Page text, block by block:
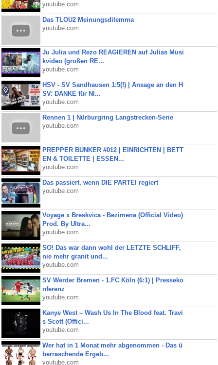
youtube.com
Das TLOU2 Meinungsdilemma
youtube.com
Ju Julia und Rezo REAGIEREN auf Julias Musi
kvideo (großen RE...
youtube.com
HSV - SV Sandhausen 1:5(!) | Ansage an den H
SV: DANKE für NI...
youtube.com
Rennen 1 | Nürburgring Langstrecken-Serie
youtube.com
PREPPER BUNKER #012 | EINRICHTEN | BETT
EN & TOILETTE | ESSEN...
youtube.com
Das passiert, wenn DIE PARTEI regiert
youtube.com
Voyage x Breskvica - Bezimena (Official Video)
Prod. By Ultra...
youtube.com
SO! Das war dann wohl der LETZTE SCHLIFF,
nie mehr granit und...
youtube.com
SV Werder Bremen - 1.FC Köln (6:1) | Presseko
nferenz
youtube.com
Kanye West – Wash Us In The Blood feat. Travi
s Scott (Offici...
youtube.com
Wer hat in 1 Monat mehr abgenommen - Das ü
berraschende Ergeb...
youtube.com